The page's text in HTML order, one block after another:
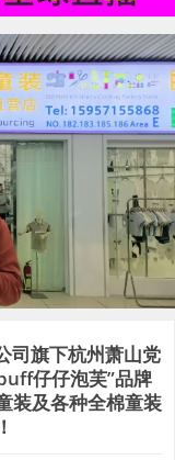
司旗下杭州萧山党
仔仔泡芙”品牌
装及各种全棉童装